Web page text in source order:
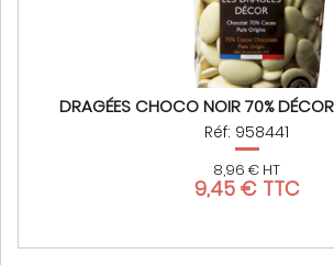
DRAGÉES CHOCO NOIR 70%
Réf: 958441
8,96 € HT
9,45 € TTC